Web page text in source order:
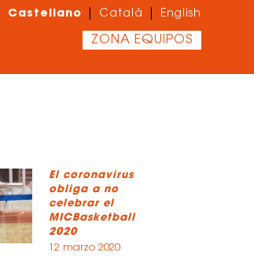
Castellano Català English
ZONA EQUIPOS
El coronavirus
obliga a no
celebrar el
MICBasketball
2020
12 marzo 2020